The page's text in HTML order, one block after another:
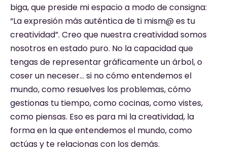
biga, que preside mi espacio a modo de consigna:
“La expresión más auténtica de ti mism@ es tu
creatividad”. Creo que nuestra creatividad somos
nosotros en estado puro. No la capacidad que
tengas de representar gráficamente un árbol, o
coser un neceser… si no cómo entendemos el
mundo, como resuelves los problemas, cómo
gestionas tu tiempo, como cocinas, como vistes,
como piensas. Eso es para mi la creatividad, la
forma en la que entendemos el mundo, como
actúas y te relacionas con los demás.